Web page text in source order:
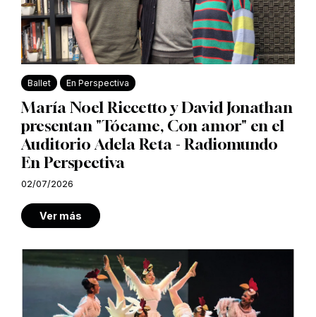
Ballet En Perspectiva
María Noel Riccetto y David Jonathan
presentan "Tócame, Con amor" en el
Auditorio Adela Reta - Radiomundo
En Perspectiva
02/07/2026
Ver más